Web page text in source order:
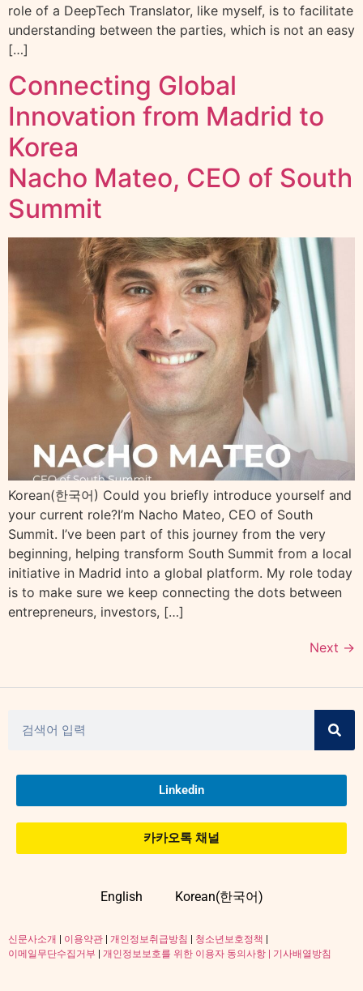
role of a DeepTech Translator, like myself, is to facilitate
understanding between the parties, which is not an easy
[…]
Connecting Global
Innovation from Madrid to
Korea
Nacho Mateo, CEO of South
Summit
Korean(한국어) Could you briefly introduce yourself and
your current role?I’m Nacho Mateo, CEO of South
Summit. I’ve been part of this journey from the very
beginning, helping transform South Summit from a local
initiative in Madrid into a global platform. My role today
is to make sure we keep connecting the dots between
entrepreneurs, investors, […]
Next →
Linkedin
카카오톡 채널
English Korean(한국어)
신문사소개 이용약관 개인정보취급방침 청소년보호정책
이메일무단수집거부
개인정보보호를 위한 이용자 동의사항 | 기사배열방침